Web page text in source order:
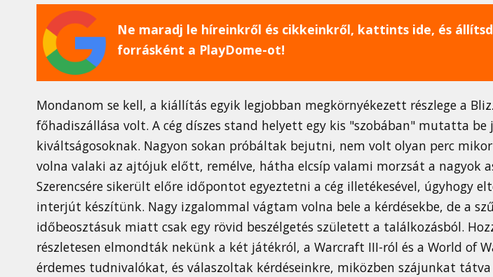
Ne maradj le híreinkről és cikkeinkről, kattints ide, és
forrásként a PlayDome-ot!
Mondanom se kell, a kiállítás egyik legjobban megkörnyékezett részlege a
főhadiszállása volt. A cég díszes stand helyett egy kis "szobában" mutatta be
kiváltságosoknak. Nagyon sokan próbáltak bejutni, nem volt olyan perc
volna valaki az ajtójuk előtt, remélve, hátha elcsíp valami morzsát a nagyok
Szerencsére sikerült előre időpontot egyeztetni a cég illetékesével, úgyhogy
interjút készítünk. Nagy izgalommal vágtam volna bele a kérdésekbe, de a
időbeosztásuk miatt csak egy rövid beszélgetés született a találkozásból.
részletesen elmondták nekünk a két játékról, a Warcraft III-ról és a World of
érdemes tudnivalókat, és válaszoltak kérdéseinkre, miközben szájunkat